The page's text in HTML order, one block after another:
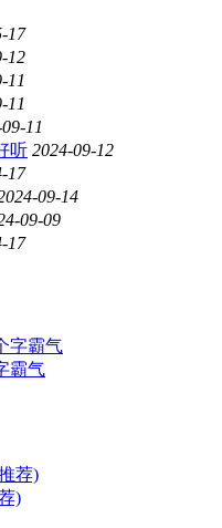
17
12
11
11
11
听 2024-09-12
17
09-14
09-09
17
霸气
)